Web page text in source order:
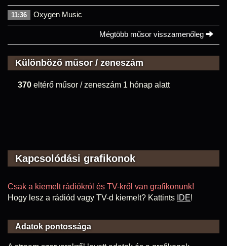
11:36 Oxygen Music
Mégtöbb műsor visszamenőleg
Különböző műsor / zeneszám
370 eltérő műsor / zeneszám 1 hónap alatt
Kapcsolódási grafikonok
Csak a kiemelt rádiókról és TV-kről van grafikonunk!
Hogy lesz a rádiód vagy TV-d kiemelt? Kattints IDE!
Adatok pontossága